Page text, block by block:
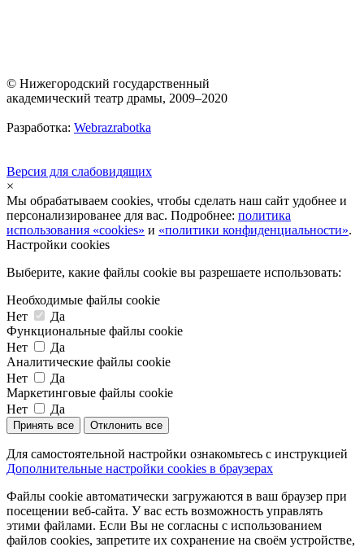
© Нижегородский государственный
академический театр драмы, 2009–2020
Разработка: Webrazrabotka
Версия для слабовидящих
×
Мы обрабатываем cookies, чтобы сделать наш сайт удобнее и
персонализированее для вас. Подробнее: политика
использования «cookies» и «политики конфиденциальности».
Настройки cookies
Выберите, какие файлы cookie вы разрешаете использовать:
Необходимые файлы cookie
Нет
Да
Функциональные файлы cookie
Нет
Да
Аналитические файлы cookie
Нет
Да
Маркетинговые файлы cookie
Нет
Да
Принять все Отклонить все
Для самостоятельной настройки ознакомьтесь с инструкцией
Дополнительные настройки cookies в браузерах
Файлы cookie автоматически загружаются в ваш браузер при
посещении веб-сайта. У вас есть возможность управлять
этими файлами. Если Вы не согласны с использованием
файлов cookies, запретите их сохранение на своём устройстве,